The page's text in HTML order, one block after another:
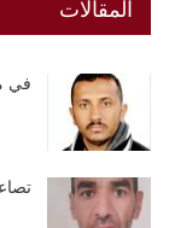
المقالات
في